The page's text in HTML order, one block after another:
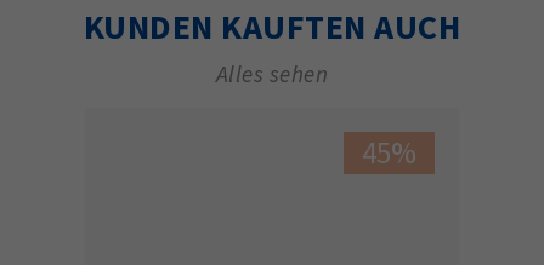
KUNDEN KAUFTEN AUCH
Alles sehen
45%